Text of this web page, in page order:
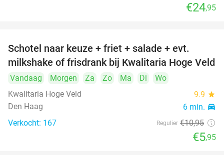
€24,95
Schotel naar keuze + friet + salade + evt.
milkshake of frisdrank bij Kwalitaria Hoge Veld
Vandaag Morgen Za Zo Ma Di
Wo
Kwalitaria Hoge Veld
9.9 star
Den Haag 6 min. directions_car
Verkocht: 167 Regulier €10,95
€5,95